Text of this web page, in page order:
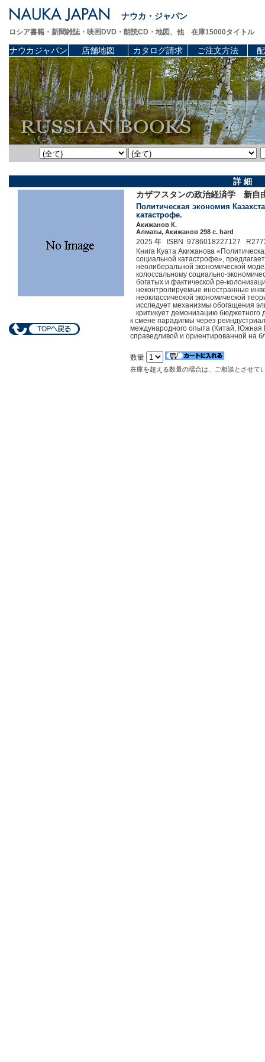
ナウカ・ジャパン
ロシア書籍・新聞雑誌・映画DVD・朗読CD・地図、他 在庫15000タイトル
ナウカジャパン 店舗地図 カタログ請求 ご注文方法
詳 細
カザフスタンの政治経済学 新自
Политическая экономия
катастрофе.
Акижанов К.
Алматы, Акижанов 298 c. hard
2025 年 ISBN 9786018227127
Книга Куата Акижанова
социальной катастрофе»,
неолиберальной экономической
колоссальному социально-
богатых и фактической ре-
неконтролируемые иностранные
неоклассической экономической
исследует механизмы обогащения
критикует демонизацию бюджетного
к смене парадигмы через
международного опыта (Китай, Южная
справедливой и ориентированной на
数量
在庫を超える数量の場合は、ご相談とさせて